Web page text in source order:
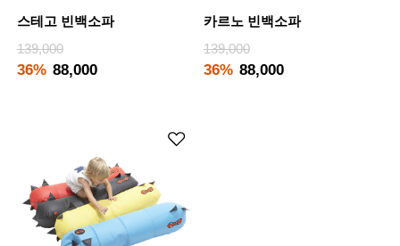
스테고 빈백소파
139,000
36% 88,000
카르노 빈백소파
139,000
36% 88,000